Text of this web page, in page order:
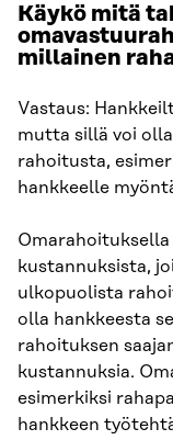
Käykö mitä
millainen
Vastaus:
mutta sillä voi
rahoitusta,
hankkeelle
kustannuksista,
ulkopuolista
olla hankkeesta
rahoituksen
kustannuksia.
esimerkiksi
hankkeen